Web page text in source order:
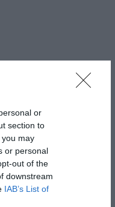
or
section to
may
or personal
out of the
downstream
IAB’s List of